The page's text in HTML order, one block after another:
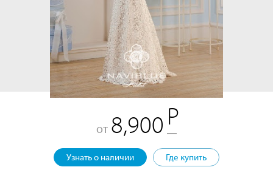
от 8,900
Узнать о наличии Где купить